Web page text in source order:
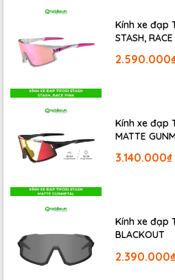
Hệ Truyền Động
Hiệu Quả 10 Cấp
Kính xe đạp
STASH,
Kính xe đạp
MATTE
3.140.000₫
Kính xe đạp
BLACKOUT
2.390.000₫